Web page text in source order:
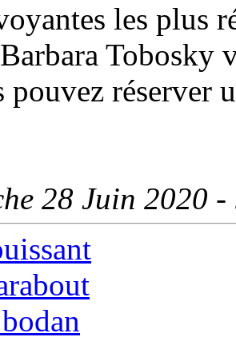
les plus
Tobosky
pouvez réserver
28 Juin 2020 -